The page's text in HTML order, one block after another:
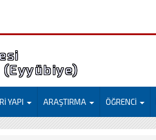
İşletme Yönetimi (Eyyübiye)
YAPI ARAŞTIRMA ÖĞRENCİ